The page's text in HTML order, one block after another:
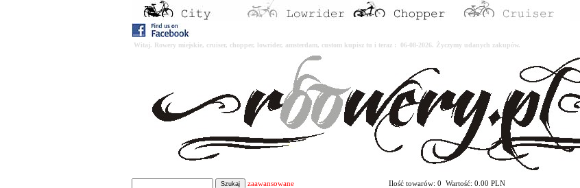
Witaj. Rowery miejskie, cruiser, chopper, lowrider, amsterdam, custom kupisz tu i teraz : 06-08-2026. Życzymy udanych zakupów.
zaawansowane Ilość towarów: 0 Wartość: 0.00 PLN